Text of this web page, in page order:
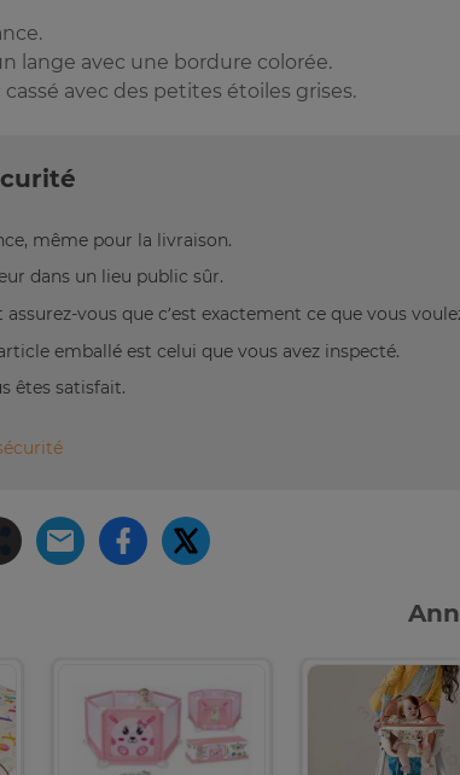
lange avec une bordure colorée.
avec des petites étoiles grises.
même pour la livraison.
dans un lieu public sûr.
assurez-vous que c’est exactement ce que vous
emballé est celui que vous avez inspecté.
êtes satisfait.